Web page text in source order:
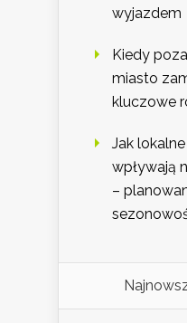
wyjazdem
Kiedy
miasto
kluczowe
Jak
wpływają
–